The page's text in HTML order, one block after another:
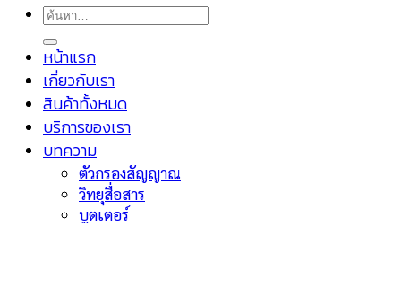
ค้นหา:
หน้าแรก
เกี่ยวกับเรา
สินค้าทั้งหมด
บริการของเรา
บทความ
ตัวกรองสัญญาณ
วิทยุสื่อสาร
บูตเตอร์